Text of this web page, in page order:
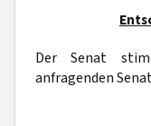
Der Senat
anfragenden